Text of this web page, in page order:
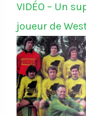
VIDÉO – Un
joueur de